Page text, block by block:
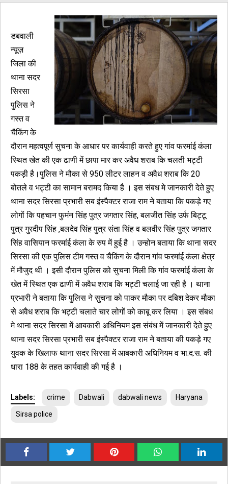
डबवाली
न्यूज़
जिला की
थाना सदर
सिरसा
पुलिस ने
गस्त व
चैकिंग के
दौरान महत्वपूर्ण सुचना के आधार पर कार्यवाही करते हुए गांव फरमांई कंला
स्थित खेत की एक ढाणी में छापा मार कर अवैध शराब कि चलती भट्टी
पकड़ी है।पुलिस ने मौका से 950 लीटर लाहन व अवैध शराब कि 20
बोतले व भट्टी का सामान बरामद किया है । इस संबध मे जानकारी देते हुए
थाना सदर सिरसा प्रभारी सब इंस्पैक्टर राजा राम ने बताया कि पकड़े गए
लोगों कि पहचान फुमंन सिंह पुत्र जगतार सिंह, बलजीत सिंह उर्फ बिट्टू
पुत्र गुरदीप सिंह ,बलदेव सिंह पुत्र संता सिंह व बलवीर सिंह पुत्र जगतार
सिंह वासियान फरमांई कंला के रुप में हुई है । उन्होन बताया कि थाना सदर
सिरसा की एक पुलिस टीम गस्त व चैकिंग के दौरान गांव फरमांई कंला क्षेत्र
में मौजुद थी । इसी दौरान पुलिस को सुचना मिली कि गांव फरमांई कंला के
खेत में स्थित एक ढाणी में अवैध शराब कि भट्टी चलाई जा रही है । थाना
प्रभारी ने बताया कि पुलिस ने सुचना को पाकर मौका पर दबिश देकर मौका
से अवैध शराब कि भट्टी चलाते चार लोगों को काबू कर लिया । इस संबध
मे थाना सदर सिरसा में आबकारी अधिनियम इस संबंध में जानकारी देते हुए
थाना सदर सिरसा प्रभारी सब इंस्पैक्टर राजा राम ने बताया की पकड़े गए
युवक के खिलाफ थाना सदर सिरसा में आबकारी अधिनियम व भा.द.स. की
धारा 188 के तहत कार्यवाही की गई है ।
Labels: crime Dabwali dabwali news Haryana
Sirsa police